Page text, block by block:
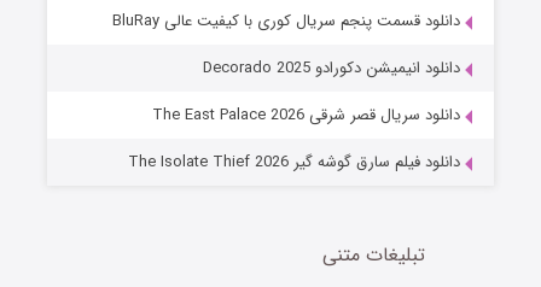
عملیات آپارتمان
قسمت2 (زیرنویس) منتشر شد
دانلود قسمت پنجم سریال کوری با کیفیت عالی BluRay
دانلود انیمیشن دکورادو Decorado 2025
دانلود سریال قصر شرقی The East Palace 2026
دانلود فیلم سارق گوشه گیر The Isolate Thief 2026
تبلیغات متنی